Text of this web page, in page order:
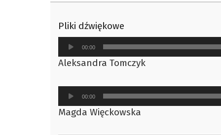
Pliki dźwiękowe
Odtwarzacz
plików
dźwiękowych
00:00
Aleksandra Tomczyk
Odtwarzacz
plików
dźwiękowych
00:00
Magda Więckowska